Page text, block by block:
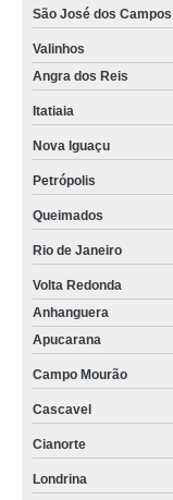
orçamento de serviço de
serviço para copeira
contratar serviço para
São José dos Campos
Valinhos
Angra dos Reis
Itatiaia
Nova Iguaçu
Petrópolis
Queimados
Rio de Janeiro
Volta Redonda
Anhanguera
Apucarana
Campo Mourão
Cascavel
Cianorte
Londrina